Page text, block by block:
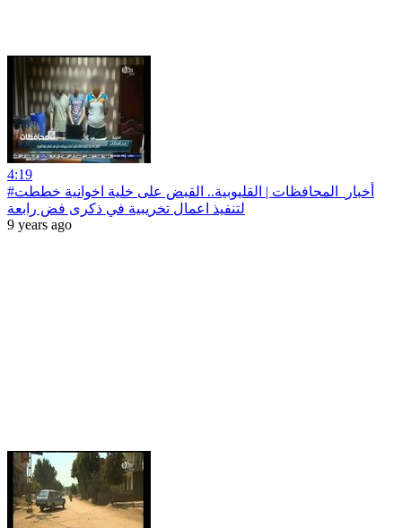
4:19
#أخبار‪_‬المحافظات | القليوبية.. القبض على خلية اخوانية خططت
لتنفيذ اعمال تخريبية في ذكرى فض رابعة
9 years ago